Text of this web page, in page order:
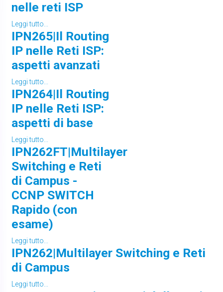
nelle reti ISP
Leggi tutto...
IPN265|Il Routing
IP nelle Reti ISP:
aspetti avanzati
Leggi tutto...
IPN264|Il Routing
IP nelle Reti ISP:
aspetti di base
Leggi tutto...
IPN262FT|Multilayer
Switching e Reti
di Campus -
CCNP SWITCH
Rapido (con
esame)
Leggi tutto...
IPN262|Multilayer Switching e Reti
di Campus
Leggi tutto...